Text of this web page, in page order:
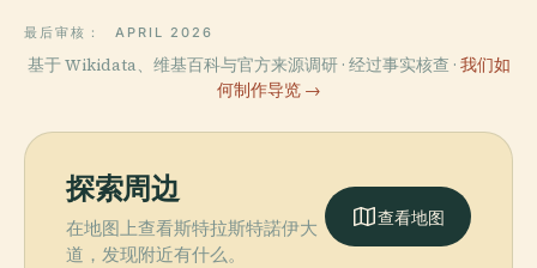
最后审核： APRIL 2026
基于 Wikidata、维基百科与官方来源调研 · 经过事实核查 · 我们如
何制作导览 →
探索周边
在地图上查看斯特拉斯特諾伊大
道，发现附近有什么。
查看地图